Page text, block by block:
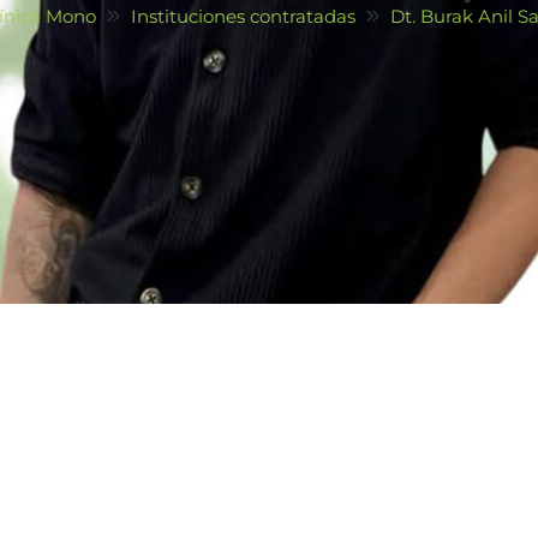
Mono Instituciones contratadas Dt. Burak Anil